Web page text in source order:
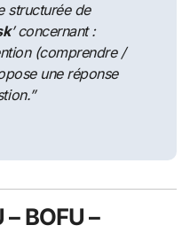
structurée de
’ concernant :
(comprendre /
une réponse
– BOFU –